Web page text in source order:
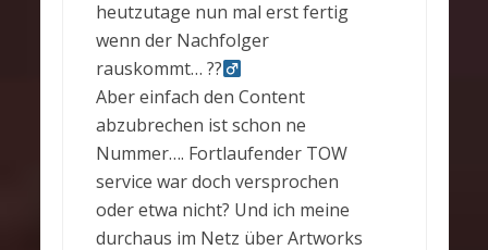
heutzutage nun mal erst fertig
wenn der Nachfolger
rauskommt… ??‍
Aber einfach den Content
abzubrechen ist schon ne
Nummer…. Fortlaufender TOW
service war doch versprochen
oder etwa nicht? Und ich meine
durchaus im Netz über Artworks